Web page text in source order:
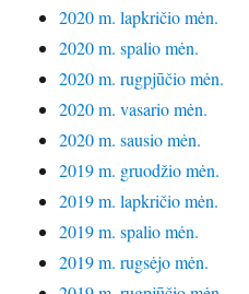
2020 m. lapkričio mėn.
2020 m. spalio mėn.
2020 m. rugpjūčio mėn.
2020 m. vasario mėn.
2020 m. sausio mėn.
2019 m. gruodžio mėn.
2019 m. lapkričio mėn.
2019 m. spalio mėn.
2019 m. rugsėjo mėn.